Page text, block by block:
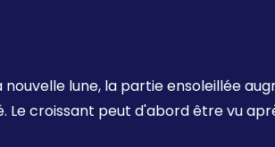
nouvelle lune, la partie ensoleillée
Le croissant peut d'abord être vu